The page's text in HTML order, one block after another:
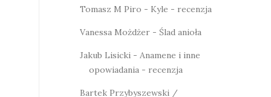
Tomasz M Piro - Kyle - recenzja
Vanessa Możdżer - Ślad anioła
Jakub Lisicki - Anamene i inne
opowiadania - recenzja
Bartek Przybyszewski /